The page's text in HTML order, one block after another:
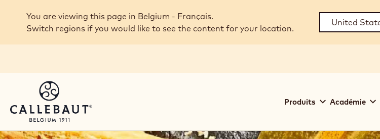
Skip to main content
You are viewing this page in Belgium - Français.
Switch regions if you would like to see the content for your location.
navigation
Produits Académie